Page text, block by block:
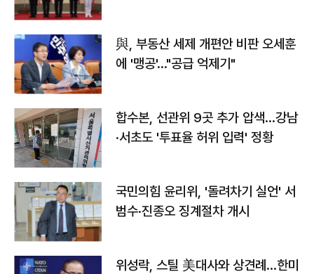
與, 부동산 세제 개편안 비판 오세훈
에 '맹공'…"공급 억제기"
합수본, 선관위 9곳 추가 압색…강남
·서초도 '투표율 허위 입력' 정황
국민의힘 윤리위, '돌려차기 실언' 서
범수·진종오 징계절차 개시
위성락, 스틸 美대사와 상견례…한미